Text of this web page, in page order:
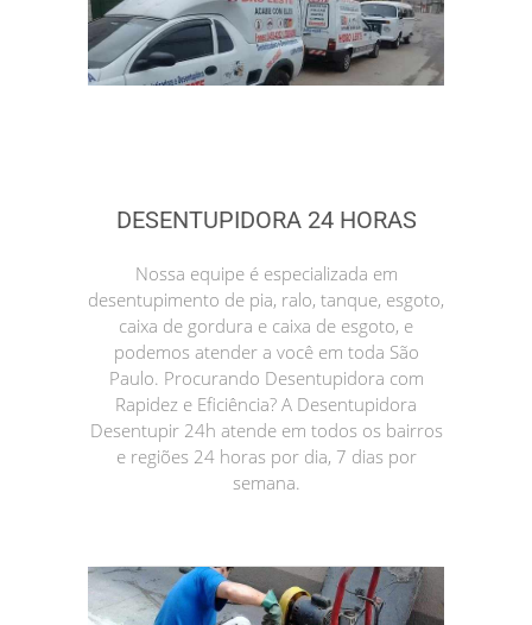
DESENTUPIDORA 24 HORAS
Nossa equipe é especializada em
desentupimento de pia, ralo, tanque, esgoto,
caixa de gordura e caixa de esgoto, e
podemos atender a você em toda São
Paulo. Procurando Desentupidora com
Rapidez e Eficiência? A Desentupidora
Desentupir 24h atende em todos os bairros
e regiões 24 horas por dia, 7 dias por
semana.